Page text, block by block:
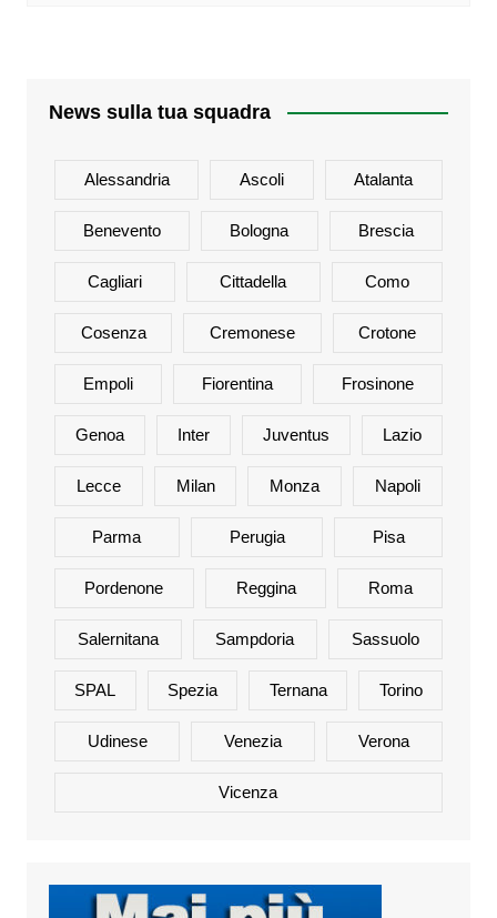
News sulla tua squadra
Alessandria Ascoli Atalanta
Benevento Bologna Brescia
Cagliari Cittadella Como
Cosenza Cremonese Crotone
Empoli Fiorentina Frosinone
Genoa Inter Juventus Lazio
Lecce Milan Monza Napoli
Parma Perugia Pisa
Pordenone Reggina Roma
Salernitana Sampdoria Sassuolo
SPAL Spezia Ternana Torino
Udinese Venezia Verona
Vicenza